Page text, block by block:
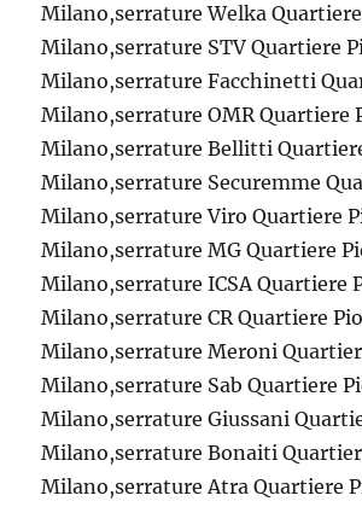
Milano,serrature Welka
Milano,serrature STV Quartiere
Milano,serrature Facchinetti
Milano,serrature OMR Quartiere
Milano,serrature Bellitti
Milano,serrature Securemme
Milano,serrature Viro Quartiere
Milano,serrature MG Quartiere
Milano,serrature ICSA Quartiere
Milano,serrature CR Quartiere
Milano,serrature Meroni
Milano,serrature Sab Quartiere
Milano,serrature Giussani
Milano,serrature Bonaiti
Milano,serrature Atra Quartiere